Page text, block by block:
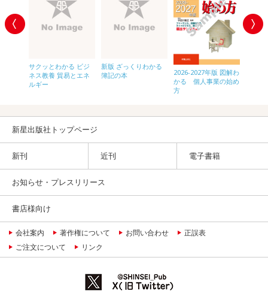
サクッとわかる ビジ
ネス教養 貿易とエネ
ルギー
新版 ざっくりわかる
簿記の本
2026-2027年版 図解わ
かる 個人事業の始め
方
新星出版社トップページ
新刊 近刊 電子書籍
お知らせ・プレスリリース
書店様向け
会社案内 著作権について お問い合わせ
正誤表
ご注文について
リンク